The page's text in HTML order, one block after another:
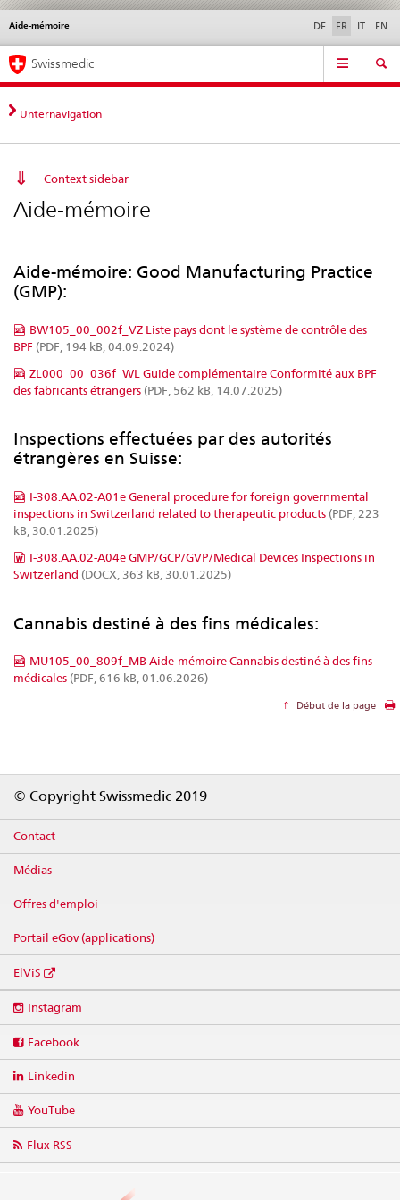
Navigation
directe:
actualités,
bases
contact
Actualités & Mises à
normes
Contact | Support &
aide
Aide-mémoire DE FR IT EN
Service
Navigation
Swissmedic
Unternavigation
Context sidebar
Aide-mémoire
Aide-mémoire: Good Manufacturing Practice
(GMP):
BW105_00_002f_VZ Liste pays dont le système de contrôle des
BPF (PDF, 194 kB, 04.09.2024)
ZL000_00_036f_WL Guide complémentaire Conformité aux BPF
des fabricants étrangers (PDF, 562 kB, 14.07.2025)
Inspections effectuées par des autorités
étrangères en Suisse:
I-308.AA.02-A01e General procedure for foreign governmental
inspections in Switzerland related to therapeutic products (PDF, 223
kB, 30.01.2025)
I-308.AA.02-A04e GMP/GCP/GVP/Medical Devices Inspections in
Switzerland (DOCX, 363 kB, 30.01.2025)
Cannabis destiné à des fins médicales:
MU105_00_809f_MB Aide-mémoire Cannabis destiné à des fins
médicales (PDF, 616 kB, 01.06.2026)
Début de la page
© Copyright Swissmedic 2019
Contact
Médias
Offres d'emploi
Portail eGov (applications)
ElViS
media
Instagram
Facebook
Linkedin
YouTube
Flux RSS